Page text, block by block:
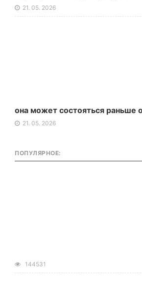
21. 05. 2026
она может состояться раньше
21. 05. 2026
ПОПУЛЯРНОЕ:
144531